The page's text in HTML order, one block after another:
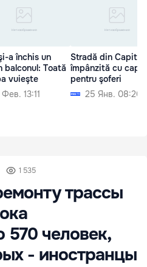
a închis un
balconul: Toată
vuieşte
Фев. 13:11
Stradă din
împânzită cu
pentru şoferi
25 Янв. 08:20
1 535
трассы
570 человек,
- иностранцы